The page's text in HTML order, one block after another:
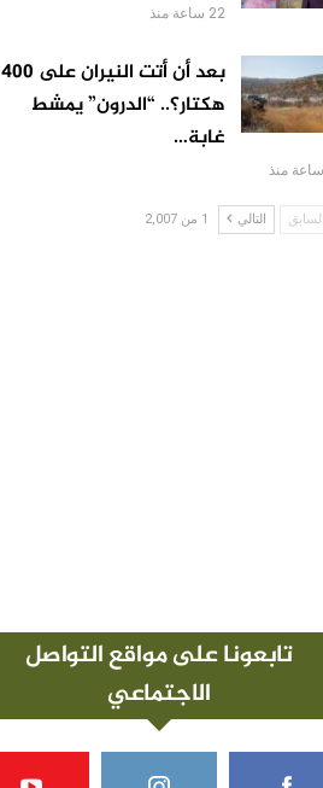
22 ساعة منذ
بعد أن أتت النيران على 400
هكتار؟.. “الدرون” يمشط
غابة…
السابق التالي 1 من 2,007
تابعونا على مواقع التواصل
الاجتماعي